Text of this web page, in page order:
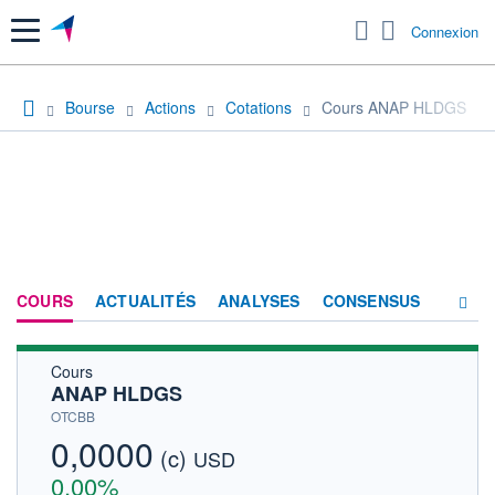
Menu Connexion
Bourse Actions Cotations Cours ANAP HLDGS
COURS ACTUALITÉS ANALYSES CONSENSUS
Cours
ANAP HLDGS
OTCBB
0,0000 (c) USD
0,00%